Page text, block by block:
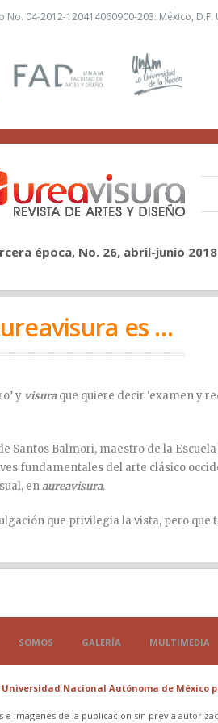
No. 04-2012-120414060900-203. México,
época, No. 26, abril-junio 2018
es …
y visuraque quiere decir ‘examen y
Santos Balmori, maestro de la
fundamentales del arte clásico
enaureavisura.
que privilegia la vista, pero que
SOMOS GALERÍA MULTIMEDIA
Universidad Nacional Autónoma de México
imágenes de la publicación sin previa